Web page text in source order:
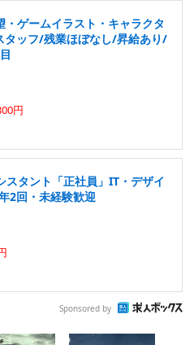
・ゲームイラスト・キャラクタ
タッフ/残業ほぼなし/昇給あり/
円
タント「正社員」IT・デザイ
2回・未経験歓迎
Sponsored by